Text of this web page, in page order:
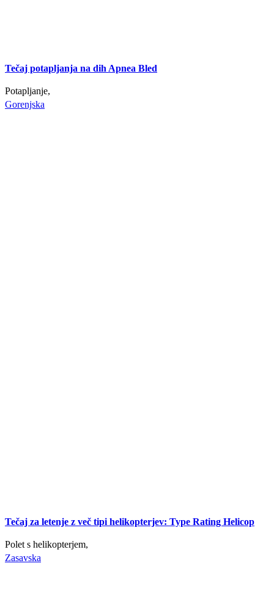
Tečaj potapljanja na dih Apnea Bled
Potapljanje,
Gorenjska
Tečaj za letenje z več tipi helikopterjev: Type Rating Helicop
Polet s helikopterjem,
Zasavska